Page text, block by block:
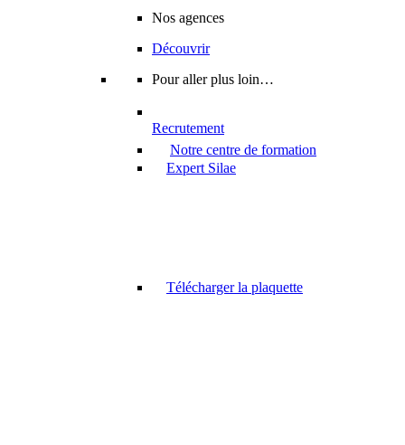
Nos agences
Découvrir
Pour aller plus loin…
Recrutement
Notre centre de formation
Expert Silae
Télécharger la plaquette